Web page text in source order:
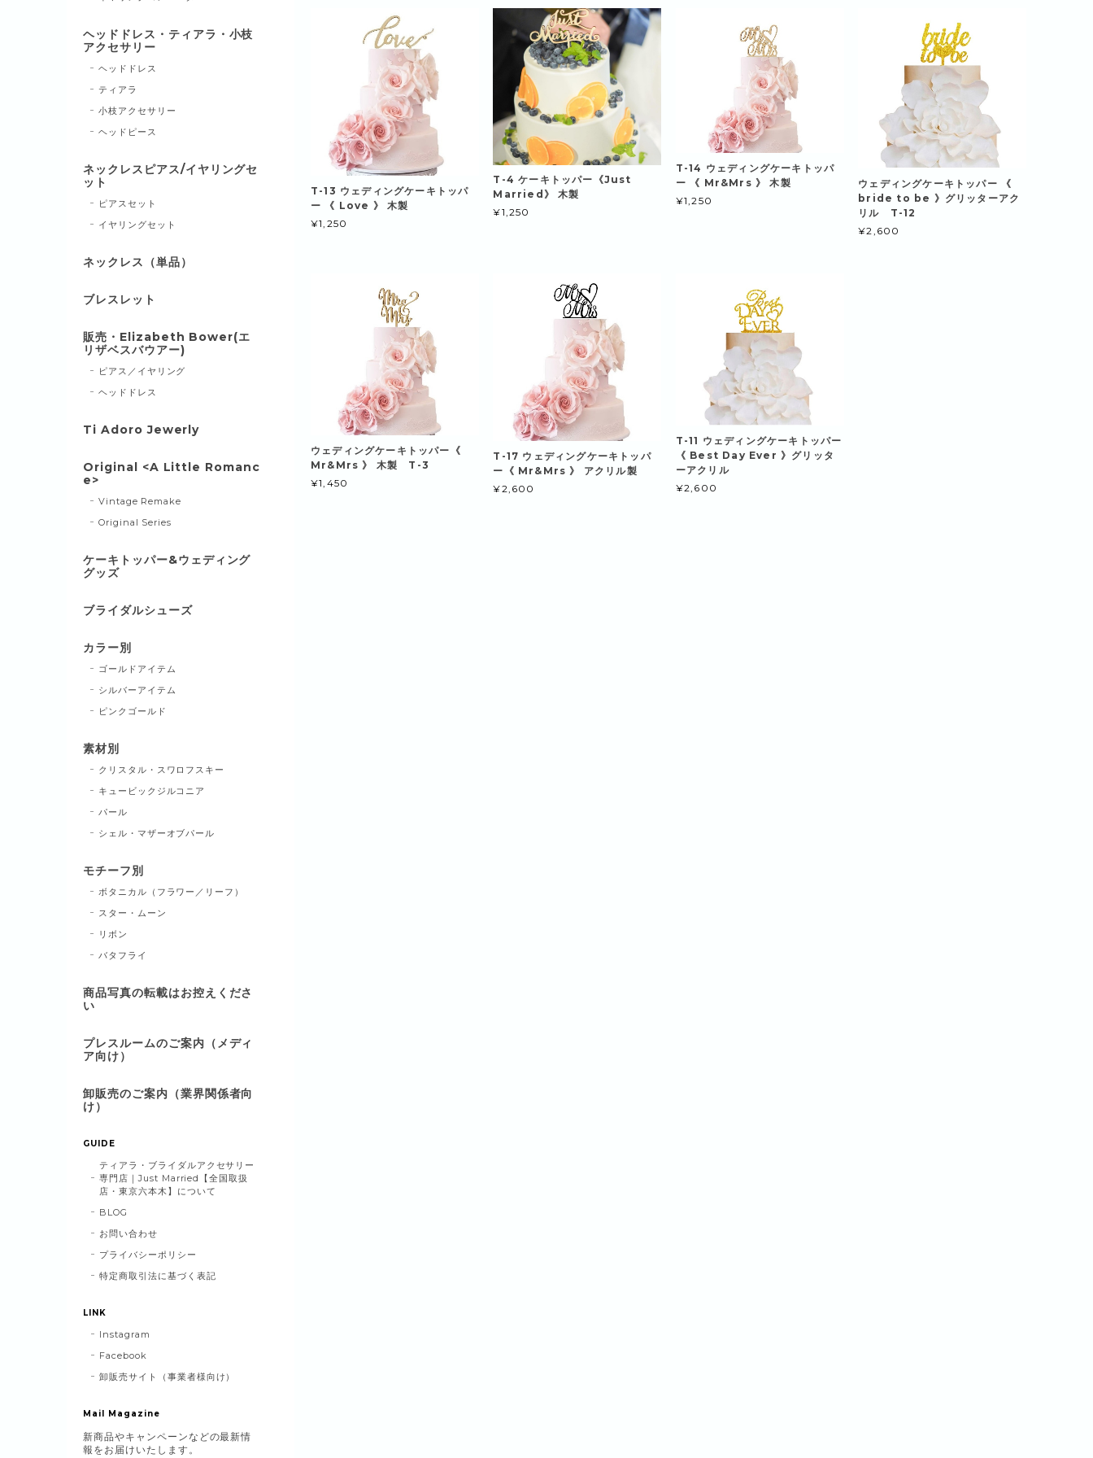
T-13 ウェディングケーキトッパ
ー 《 Love 》 木製
¥1,250
T-4 ケーキトッパー《Just
Married》 木製
¥1,250
T-14 ウェディングケーキトッパ
ー 《 Mr&Mrs 》 木製
¥1,250
ウェディングケーキトッパー 《
bride to be 》グリッターアク
リル T-12
¥2,600
ウェディングケーキトッパー《
Mr&Mrs 》 木製 T-3
¥1,450
T-17 ウェディングケーキトッパ
ー《 Mr&Mrs 》 アクリル製
¥2,600
T-11 ウェディングケーキトッパー
《 Best Day Ever 》グリッタ
ーアクリル
¥2,600
ヘッドドレス・ティアラ・小枝
アクセサリー
ヘッドドレス
ティアラ
小枝アクセサリー
ヘッドピース
ネックレスピアス/イヤリングセ
ット
ピアスセット
イヤリングセット
ネックレス（単品）
ブレスレット
販売・Elizabeth Bower(エ
リザベスバウアー)
ピアス／イヤリング
ヘッドドレス
Ti Adoro Jewerly
Original <A Little Romanc
e>
Vintage Remake
Original Series
ケーキトッパー&ウェディング
グッズ
ブライダルシューズ
カラー別
ゴールドアイテム
シルバーアイテム
ピンクゴールド
素材別
クリスタル・スワロフスキー
キュービックジルコニア
パール
シェル・マザーオブパール
モチーフ別
ボタニカル（フラワー／リーフ）
スター・ムーン
リボン
バタフライ
商品写真の転載はお控えくださ
い
プレスルームのご案内（メディ
ア向け）
卸販売のご案内（業界関係者向
け）
GUIDE
ティアラ・ブライダルアクセサリー
専門店｜Just Married【全国取扱
店・東京六本木】について
BLOG
お問い合わせ
プライバシーポリシー
特定商取引法に基づく表記
LINK
Instagram
Facebook
卸販売サイト（事業者様向け）
Mail Magazine
新商品やキャンペーンなどの最新情
報をお届けいたします。